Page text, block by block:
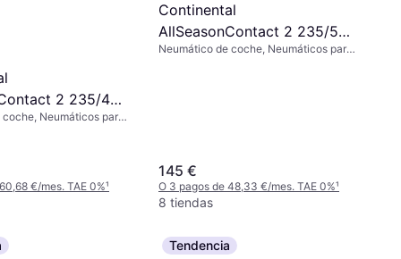
2 235/45
EVcNeumáticos para
€/mes. TAE 0%¹
Continental
AllSeasonContact 2 235/55
R19 105V XL
Neumático de coche, Neumáticos para
145 €
O 3 pagos de 48,33 €/mes. TAE 0%¹
8 tiendas
Tendencia